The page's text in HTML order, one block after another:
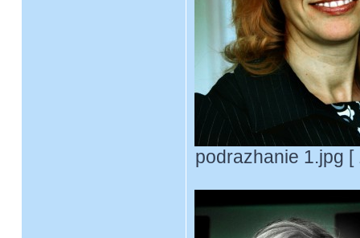
podrazhanie 1.jpg